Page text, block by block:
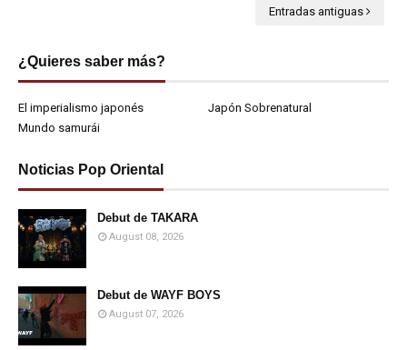
Entradas antiguas
¿Quieres saber más?
El imperialismo japonés
Japón Sobrenatural
Mundo samurái
Noticias Pop Oriental
Debut de TAKARA
August 08, 2026
Debut de WAYF BOYS
August 07, 2026